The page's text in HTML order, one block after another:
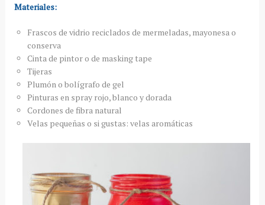
Materiales:
Frascos de vidrio reciclados de mermeladas, mayonesa o
conserva
Cinta de pintor o de masking tape
Tijeras
Plumón o bolígrafo de gel
Pinturas en spray rojo, blanco y dorada
Cordones de fibra natural
Velas pequeñas o si gustas: velas aromáticas